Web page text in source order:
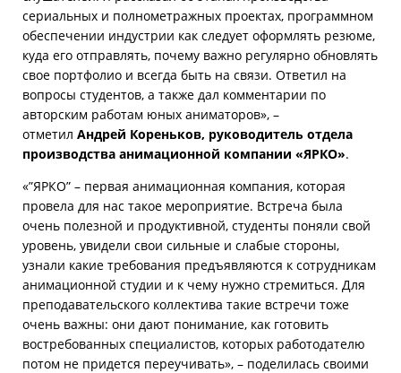
сериальных и полнометражных проектах, программном
обеспечении индустрии как следует оформлять резюме,
куда его отправлять, почему важно регулярно обновлять
свое портфолио и всегда быть на связи. Ответил на
вопросы студентов, а также дал комментарии по
авторским работам юных аниматоров», –
отметил Андрей Кореньков, руководитель отдела
производства анимационной компании «ЯРКО».
«”ЯРКО” – первая анимационная компания, которая
провела для нас такое мероприятие. Встреча была
очень полезной и продуктивной, студенты поняли свой
уровень, увидели свои сильные и слабые стороны,
узнали какие требования предъявляются к сотрудникам
анимационной студии и к чему нужно стремиться. Для
преподавательского коллектива такие встречи тоже
очень важны: они дают понимание, как готовить
востребованных специалистов, которых работодателю
потом не придется переучивать», – поделилась своими